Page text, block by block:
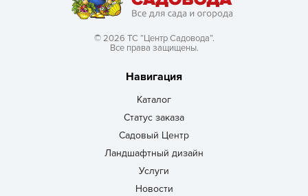
© 2026 ТС “Центр Садовода”.
Все права защищены.
Навигация
Каталог
Статус заказа
Садовый Центр
Ландшафтный дизайн
Услуги
Новости